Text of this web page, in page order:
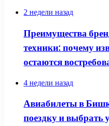
2 недели назад
Преимущества
техники: почему
остаются
4 недели назад
Авиабилеты в
поездку и выбрать